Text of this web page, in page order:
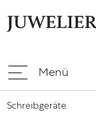
Menü
Schreibgeräte